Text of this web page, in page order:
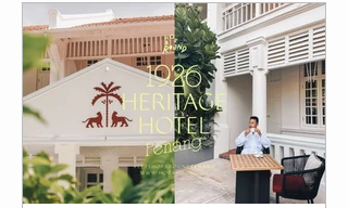
อะไรแบบนี้! ซัมเมอร์นี้พาไปสลัดภาพ
ความนิ่งขรึม แท็กทีมกับ Jean Jullien
ศิลปินฝรั่งเศสชื่อดังระดับโลก เนรมิต
นิทรรศการ “The GUESTS” ขนแก๊งหุ่น
กระดาษขนาดเท่าคนจริง ‘PAPER
PEOPLE’ 10 ตัว มาเช็คอินเป็นแขกวีไอพี
ป่วนตามมุมต่างๆ ทั่วโรงแรม ตั้งแต่ 1